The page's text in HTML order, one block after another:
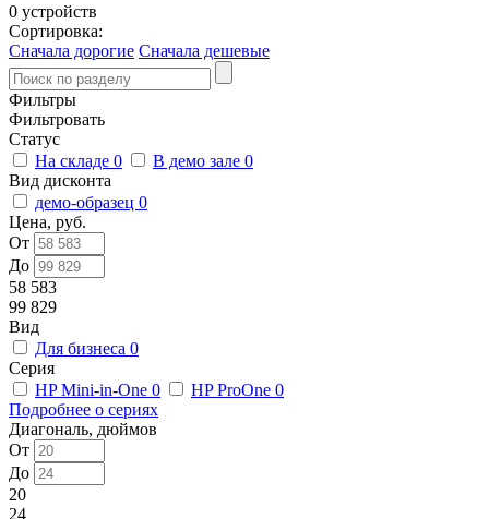
0 устройств
Сортировка:
Сначала дорогие Сначала дешевые
Фильтры
Фильтровать
Статус
На складе 0 В демо зале 0
Вид дисконта
демо-образец 0
Цена, руб.
От
До
58 583
99 829
Вид
Для бизнеса 0
Серия
HP Mini-in-One 0 HP ProOne 0
Подробнее о сериях
Диагональ, дюймов
От
До
20
24